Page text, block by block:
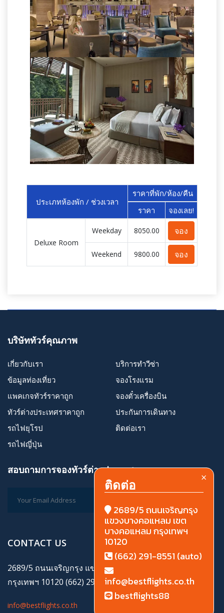
×
ติดต่อ
2689/5 ถนนเจริญกรุง
แขวงบางคอแหลม เขต
บางคอแหลม กรุงเทพฯ
10120
(662) 291-8551 (auto)
info@bestflights.co.th
bestflights88
ประเภทห้องพัก / ช่วงเวลา
ราคาที่พัก/ห้อง/คืน
ราคา
จองเลย!
Deluxe Room
Weekday 8050.00 จอง
Weekend 9800.00 จอง
บริษัททัวร์คุณภาพ
เกี่ยวกับเรา
ข้อมูลท่องเที่ยว
แพคเกจทัวร์ราคาถูก
ทัวร์ต่างประเทศราคาถูก
รถไฟยุโรป
รถไฟญี่ปุ่น
บริการทำวีซ่า
จองโรงแรม
จองตั๋วเครื่องบิน
ประกันการเดินทาง
ติดต่อเรา
สอบถามการจองทัวร์ต่างประเทศ
CONTACT US
2689/5 ถนนเจริญกรุง แขวงบางคอแหลม เขตบางคอแหลม
กรุงเทพฯ 10120 (662) 291-8551 (auto)
info@bestflights.co.th